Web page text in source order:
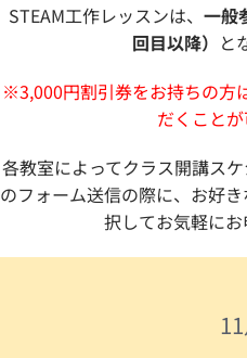
STEAM工作レッスンは、 一般
回目以降） と
※3,000円割引券をお持ちの方
だくことが
各教室によってクラス開講ス
のフォーム送信の際に、お好
択してお気軽にお